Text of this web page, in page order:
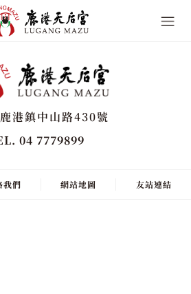
港鎮中山路430號
04 7779899
我們 網站地圖 友站連結